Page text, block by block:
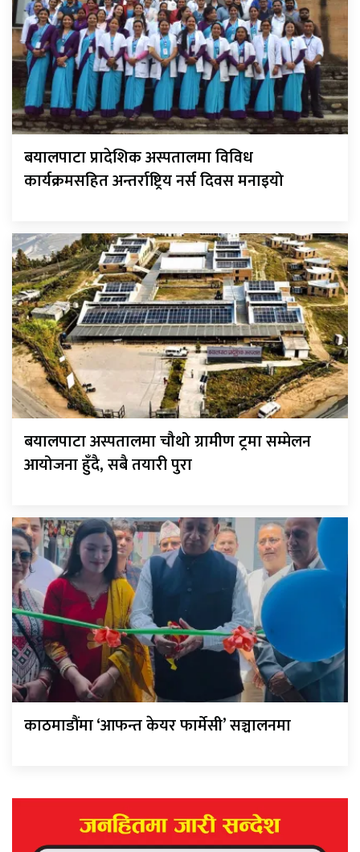
बयालपाटा प्रादेशिक अस्पतालमा विविध
कार्यक्रमसहित अन्तर्राष्ट्रिय नर्स दिवस मनाइयो
बयालपाटा अस्पतालमा चौथो ग्रामीण ट्रमा सम्मेलन
आयोजना हुँदै, सबै तयारी पुरा
काठमाडौंमा ‘आफन्त केयर फार्मेसी’ सञ्चालनमा